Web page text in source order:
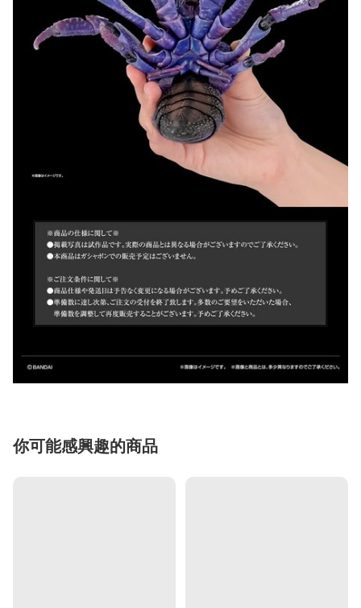
你可能感興趣的商品